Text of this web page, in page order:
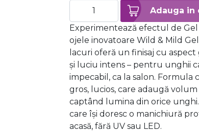
Experimentează efectul de Gel
ojele inovatoare Wild & Mild
lacuri oferă un finisaj cu
și luciu intens – pentru unghii
impecabil, ca la salon. Formula
gros, lucios, care adaugă
captând lumina din orice
care își doresc o manichiură
acasă, fără UV sau LED.